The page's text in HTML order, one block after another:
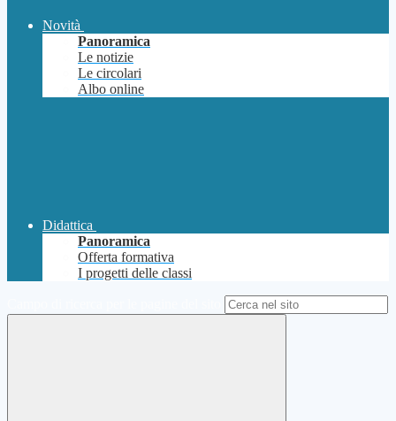
Novità
Panoramica
Le notizie
Le circolari
Albo online
Didattica
Panoramica
Offerta formativa
I progetti delle classi